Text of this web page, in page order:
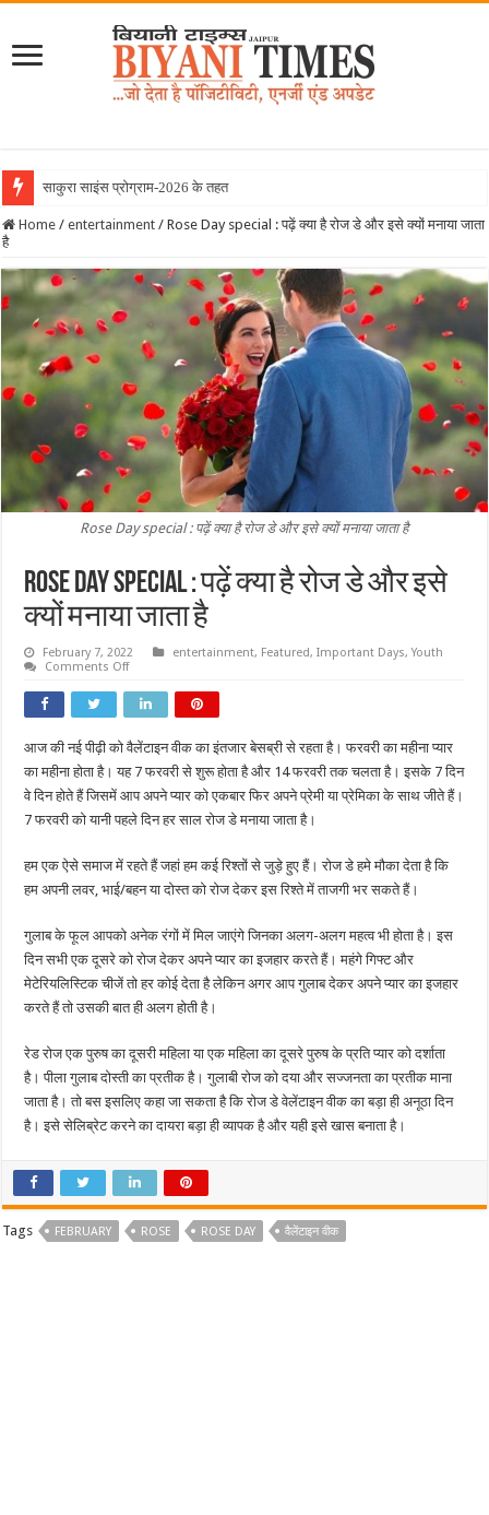
साकुरा साइंस प्रोग्राम-2026 के तहत जापान रवाना ह
Home / entertainment / Rose Day special : पढ़ें क्या है रोज डे और इसे क्यों मनाया जाता
है
Rose Day special : पढ़ें क्या है रोज डे और इसे क्यों मनाया जाता है
Rose Day special : पढ़ें क्या है रोज डे और इसे
क्यों मनाया जाता है
February 7, 2022 entertainment, Featured,Important Days,Youth
Comments Offon
Day
special
:
पढ़ें
क्या
है
रोज
डे
इसे
जाता
आज की नई पीढ़ी को वैलेंटाइन वीक का इंतजार बेसब्री से रहता है। फरवरी का महीना प्यार
का महीना होता है। यह 7 फरवरी से शुरू होता है और 14 फरवरी तक चलता है। इसके 7 दिन
वे दिन होते हैं जिसमें आप अपने प्यार को एकबार फिर अपने प्रेमी या प्रेमिका के साथ जीते हैं।
7 फरवरी को यानी पहले दिन हर साल रोज डे मनाया जाता है।
हम एक ऐसे समाज में रहते हैं जहां हम कई रिश्तों से जुड़े हुए हैं। रोज डे हमे मौका देता है कि
हम अपनी लवर, भाई/बहन या दोस्त को रोज देकर इस रिश्ते में ताजगी भर सकते हैं।
गुलाब के फूल आपको अनेक रंगों में मिल जाएंगे जिनका अलग-अलग महत्व भी होता है। इस
दिन सभी एक दूसरे को रोज देकर अपने प्यार का इजहार करते हैं। महंगे गिफ्ट और
मेटेरियलिस्टिक चीजें तो हर कोई देता है लेकिन अगर आप गुलाब देकर अपने प्यार का इजहार
करते हैं तो उसकी बात ही अलग होती है।
रेड रोज एक पुरुष का दूसरी महिला या एक महिला का दूसरे पुरुष के प्रति प्यार को दर्शाता
है। पीला गुलाब दोस्ती का प्रतीक है। गुलाबी रोज को दया और सज्जनता का प्रतीक माना
जाता है। तो बस इसलिए कहा जा सकता है कि रोज डे वेलेंटाइन वीक का बड़ा ही अनूठा दिन
है। इसे सेलिब्रेट करने का दायरा बड़ा ही व्यापक है और यही इसे खास बनाता है।
Tags FEBRUARY ROSE ROSE DAY वैलेंटाइन वीक